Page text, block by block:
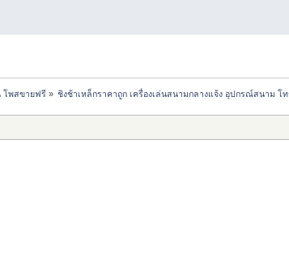
โพสขายฟรี» ชิงช้าเหล็กราคาถูก เครื่องเล่นสนามกลางแจ้ง อุปกรณ์สนาม โ